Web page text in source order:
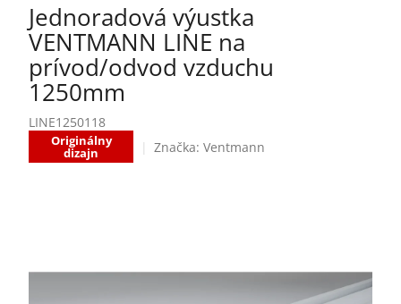
Jednoradová výustka
VENTMANN LINE na
prívod/odvod vzduchu
1250mm
LINE1250118
Originálny
dizajn Značka:Ventmann